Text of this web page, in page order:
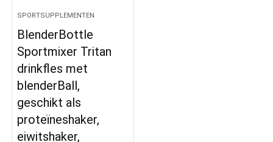
SPORTSUPPLEMENTEN
BlenderBottle
Sportmixer Tritan
drinkfles met
blenderBall,
geschikt als
proteïneshaker,
eiwitshaker,